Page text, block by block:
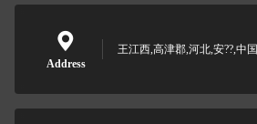
Address
王江西,高津郡,河北,安??,中国